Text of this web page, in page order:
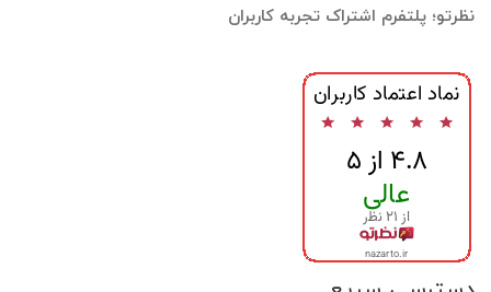
نظرتو؛ پلتفرم اشتراک تجربه کاربران